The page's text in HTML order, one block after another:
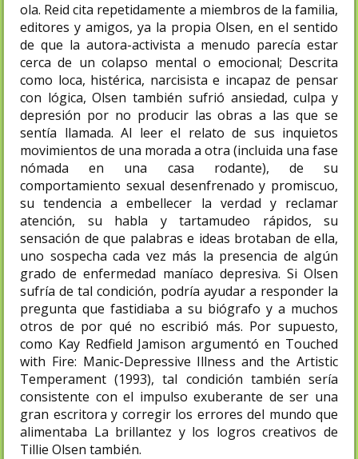
ola. Reid cita repetidamente a miembros de la familia,
editores y amigos, ya la propia Olsen, en el sentido
de que la autora-activista a menudo parecía estar
cerca de un colapso mental o emocional; Descrita
como loca, histérica, narcisista e incapaz de pensar
con lógica, Olsen también sufrió ansiedad, culpa y
depresión por no producir las obras a las que se
sentía llamada. Al leer el relato de sus inquietos
movimientos de una morada a otra (incluida una fase
nómada en una casa rodante), de su
comportamiento sexual desenfrenado y promiscuo,
su tendencia a embellecer la verdad y reclamar
atención, su habla y tartamudeo rápidos, su
sensación de que palabras e ideas brotaban de ella,
uno sospecha cada vez más la presencia de algún
grado de enfermedad maníaco depresiva. Si Olsen
sufría de tal condición, podría ayudar a responder la
pregunta que fastidiaba a su biógrafo y a muchos
otros de por qué no escribió más. Por supuesto,
como Kay Redfield Jamison argumentó en Touched
with Fire: Manic-Depressive Illness and the Artistic
Temperament (1993), tal condición también sería
consistente con el impulso exuberante de ser una
gran escritora y corregir los errores del mundo que
alimentaba La brillantez y los logros creativos de
Tillie Olsen también.